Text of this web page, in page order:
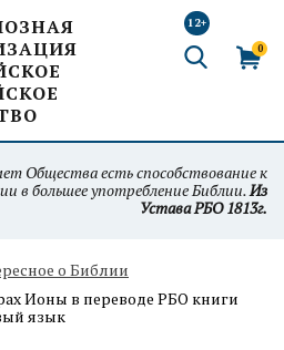
12+
0
Общества есть способствование к
в большее употребление Библии.Из
Устава РБО 1813г.
о Библии
Ионы в переводе РБО книги
язык